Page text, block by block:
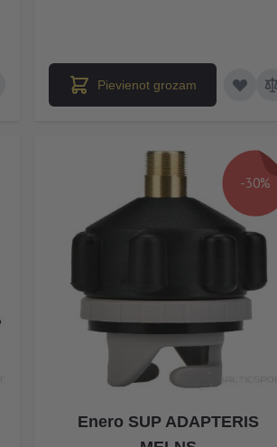
Pievienot grozam
-30%
Enero SUP ADAPTERIS